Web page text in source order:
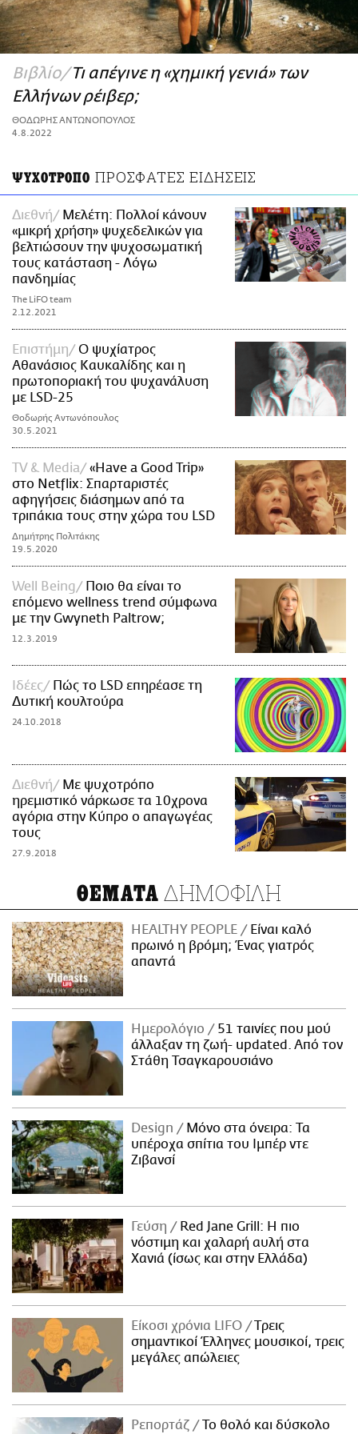
ΑΜΠΑ
PRINT
Βιβλίο Τι απέγινε η «χημική γενιά» των
Ελλήνων ρέιβερ;
ΘΟΔΩΡΗΣ ΑΝΤΩΝΟΠΟΥΛΟΣ
4.8.2022
ΨΥΧΟΤΡΟΠΟ ΠΡΟΣΦΑΤΕΣ ΕΙΔΗΣΕΙΣ
Διεθνή
Μελέτη: Πολλοί κάνουν
«μικρή χρήση» ψυχεδελικών για
βελτιώσουν την ψυχοσωματική
τους κατάσταση - Λόγω
πανδημίας
The LiFO team
2.12.2021
Επιστήμη
Ο ψυχίατρος
Αθανάσιος Καυκαλίδης και η
πρωτοποριακή του ψυχανάλυση
με LSD-25
Θοδωρής Αντωνόπουλος
30.5.2021
TV & Media
«Have a Good Trip»
στο Netflix: Σπαρταριστές
αφηγήσεις διάσημων από τα
τριπάκια τους στην χώρα του LSD
Δημήτρης Πολιτάκης
19.5.2020
Well Being
Ποιο θα είναι το
επόμενο wellness trend σύμφωνα
με την Gwyneth Paltrow;
12.3.2019
Ιδέες
Πώς το LSD επηρέασε τη
Δυτική κουλτούρα
24.10.2018
Διεθνή
Με ψυχοτρόπο
ηρεμιστικό νάρκωσε τα 10χρονα
αγόρια στην Κύπρο ο απαγωγέας
τους
27.9.2018
ΘΕΜΑΤΑ ΔΗΜΟΦΙΛΗ
HEALTHY PEOPLE
Είναι καλό
πρωινό η βρόμη; Ένας γιατρός
απαντά
Ημερολόγιο
51 ταινίες που μού
άλλαξαν τη ζωή- updated. Aπό τον
Στάθη Τσαγκαρουσιάνο
Design
Μόνο στα όνειρα: Τα
υπέροχα σπίτια του Ιμπέρ ντε
Ζιβανσί
Γεύση
Red Jane Grill: Η πιο
νόστιμη και χαλαρή αυλή στα
Χανιά (ίσως και στην Ελλάδα)
Είκοσι χρόνια LIFO
Tρεις
σημαντικοί Έλληνες μουσικοί, τρεις
μεγάλες απώλειες
Ρεπορτάζ Το θολό και δύσκολο